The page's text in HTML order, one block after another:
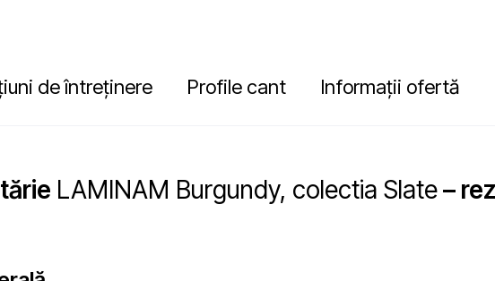
de întreținere Profile cant Informații ofertă
LAMINAM Burgundy, colectia Slate–